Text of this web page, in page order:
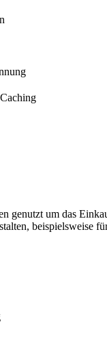
genutzt um das
beispielsweise